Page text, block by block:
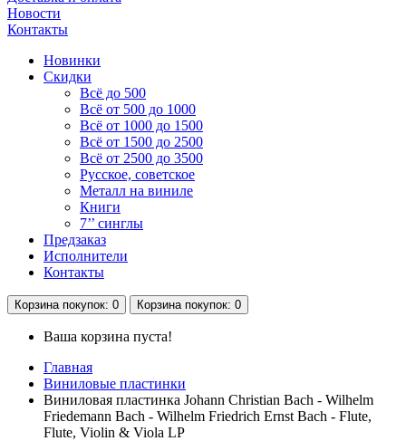
Новости
Контакты
Новинки
Скидки
Всё до 500
Всё от 500 до 1000
Всё от 1000 до 1500
Всё от 1500 до 2500
Всё от 2500 до 3500
Русское, советское
Металл на виниле
Книги
7’’ синглы
Предзаказ
Исполнители
Контакты
Корзина покупок: 0 Корзина покупок: 0
Ваша корзина пуста!
Главная
Виниловые пластинки
Виниловая пластинка Johann Christian Bach - Wilhelm
Friedemann Bach - Wilhelm Friedrich Ernst Bach - Flute,
Flute, Violin & Viola LP